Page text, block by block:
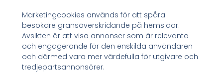
Marketingcookies används för att spåra
besökare gränsöverskridande på hemsidor.
Avsikten är att visa annonser som är relevanta
och engagerande för den enskilda användaren
och därmed vara mer värdefulla för utgivare och
tredjepartsannonsörer.